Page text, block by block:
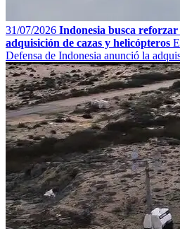
31/07/2026 Indonesia busca
adquisición de cazas y helicópteros
Defensa de Indonesia anunció la